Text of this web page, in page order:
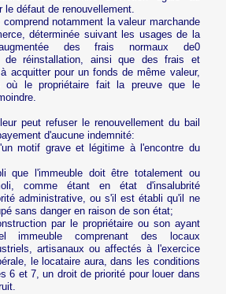
le défaut de renouvellement.
notamment la valeur marchande
déterminée suivant les usages de la
des frais normaux
de0
de réinstallation, ainsi que des frais et
acquitter pour un fonds de même valeur,
le propriétaire fait la preuve que le
peut refuser le renouvellement du bail
d'aucune indemnité:
motif grave et légitime à l'encontre du
que l'immeuble doit être totalement ou
comme étant en état d'insalubrité
administrative, ou s'il est établi qu'il ne
sans danger en raison de son état;
par le propriétaire ou son ayant
immeuble comprenant des locaux
artisanaux ou affectés à l'exercice
le locataire aura, dans les conditions
6 et 7, un droit de priorité pour louer dans